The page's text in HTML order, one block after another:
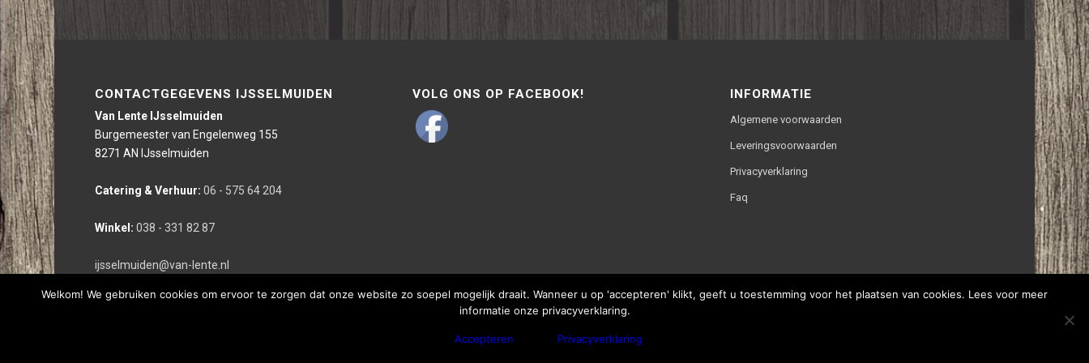
CONTACTGEGEVENS IJSSELMUIDEN
Van Lente IJsselmuiden
Burgemeester van Engelenweg 155
8271 AN IJsselmuiden
Catering & Verhuur: 06 - 575 64 204
Winkel: 038 - 331 82 87
ijsselmuiden@van-lente.nl
VOLG ONS OP FACEBOOK! INFORMATIE
Algemene voorwaarden
Leveringsvoorwaarden
Privacyverklaring
Faq
Deze website is gerealiseerd door bco reclameburo i.s.m. WebThisSign | © Copyright - Van Lente
Welkom! We gebruiken cookies om ervoor te zorgen dat onze website zo soepel mogelijk draait. Wanneer u op 'accepteren' klikt, geeft u toestemming voor het plaatsen van cookies. Lees voor meer
informatie onze privacyverklaring.
Accepteren Privacyverklaring